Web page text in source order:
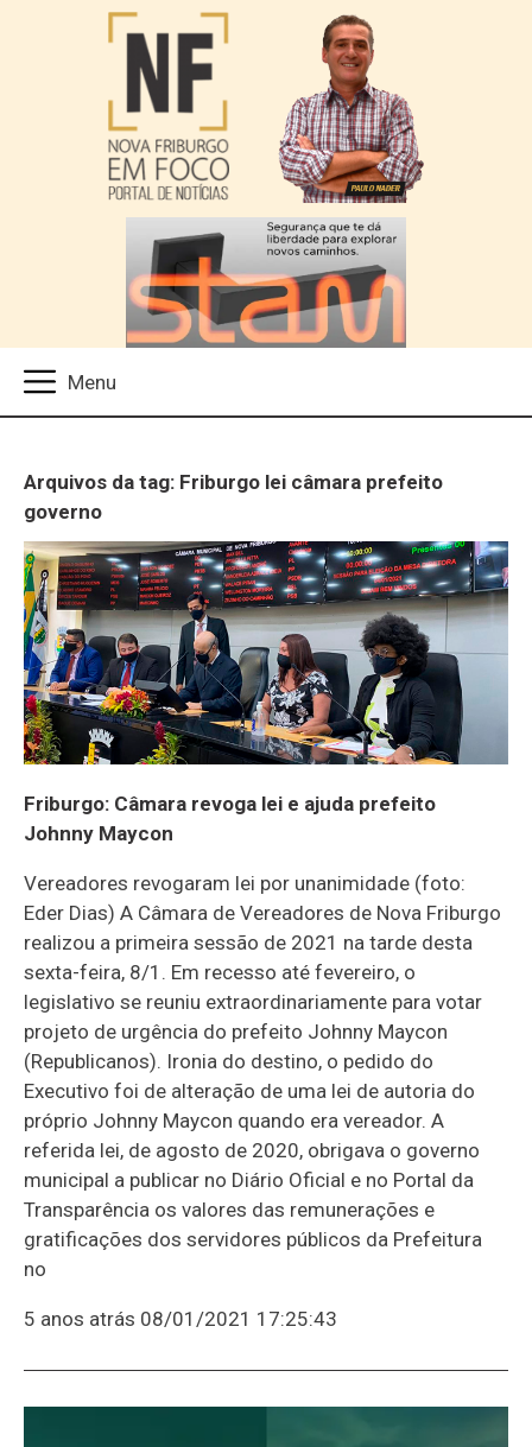
Arquivos da tag: Friburgo lei câmara prefeito
governo
Friburgo: Câmara revoga lei e ajuda prefeito
Johnny Maycon
Vereadores revogaram lei por unanimidade (foto:
Eder Dias) A Câmara de Vereadores de Nova Friburgo
realizou a primeira sessão de 2021 na tarde desta
sexta-feira, 8/1. Em recesso até fevereiro, o
legislativo se reuniu extraordinariamente para votar
projeto de urgência do prefeito Johnny Maycon
(Republicanos). Ironia do destino, o pedido do
Executivo foi de alteração de uma lei de autoria do
próprio Johnny Maycon quando era vereador. A
referida lei, de agosto de 2020, obrigava o governo
municipal a publicar no Diário Oficial e no Portal da
Transparência os valores das remunerações e
gratificações dos servidores públicos da Prefeitura
no
5 anos atrás 08/01/2021 17:25:43